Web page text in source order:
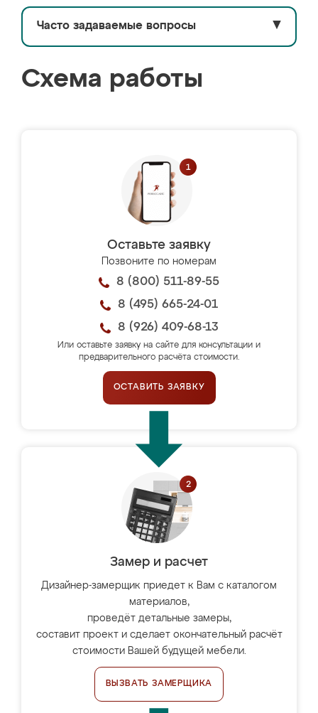
Часто задаваемые вопросы ▼
Схема работы
Оставьте заявку
Позвоните по номерам
8 (800) 511-89-55
8 (495) 665-24-01
8 (926) 409-68-13
Или оставьте заявку на сайте для консультации и
предварительного расчёта стоимости.
ОСТАВИТЬ ЗАЯВКУ
Замер и расчет
Дизайнер-замерщик приедет к Вам с каталогом
материалов,
проведёт детальные замеры,
составит проект и сделает окончательный расчёт
стоимости Вашей будущей мебели.
ВЫЗВАТЬ ЗАМЕРЩИКА